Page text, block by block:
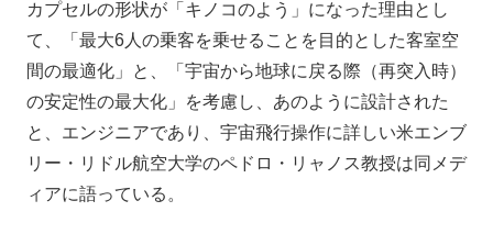
カプセルの形状が「キノコのよう」になった理由とし
て、「最大6人の乗客を乗せることを目的とした客室空
間の最適化」と、「宇宙から地球に戻る際（再突入時）
の安定性の最大化」を考慮し、あのように設計された
と、エンジニアであり、宇宙飛行操作に詳しい米エンブ
リー・リドル航空大学のペドロ・リャノス教授は同メデ
ィアに語っている。